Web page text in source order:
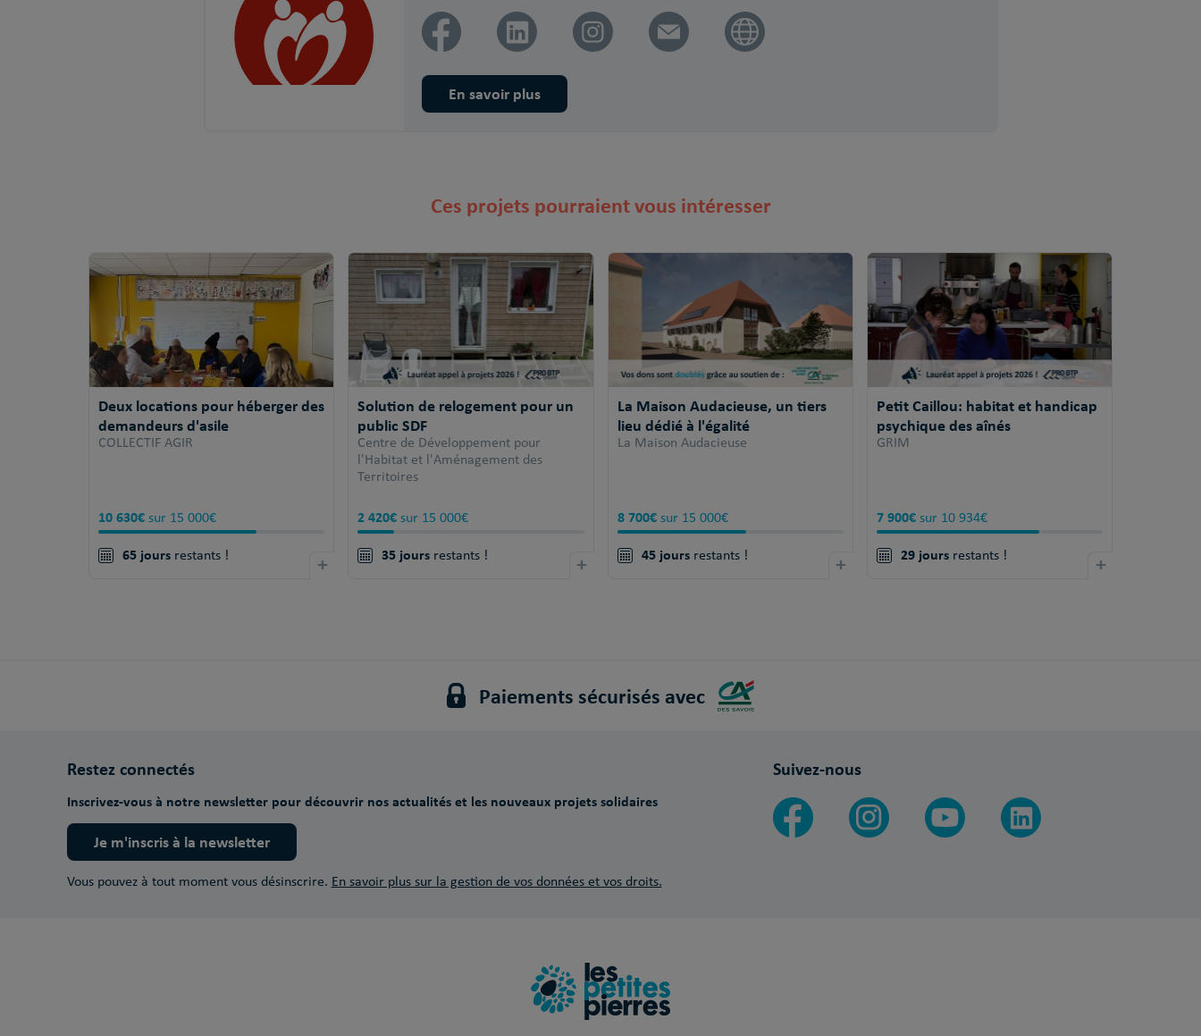
En savoir plus
Ces projets pourraient vous intéresser
Deux locations pour héberger des
demandeurs d'asile
COLLECTIF AGIR
10 630€ sur 15 000€
65 jours restants ! +
Solution de relogement pour un
public SDF
Centre de Développement pour
l'Habitat et l'Aménagement des
Territoires
2 420€ sur 15 000€
35 jours restants ! +
La Maison Audacieuse, un tiers
lieu dédié à l'égalité
La Maison Audacieuse
8 700€sur 15 000€
45 joursrestants ! +
Petit Caillou: habitat et handicap
psychique des aînés
GRIM
7 900€sur 10 934€
29 joursrestants ! +
Paiements sécurisés avec
Restez connectés
Inscrivez-vous à notre newsletter pour découvrir nos actualités et les nouveaux projets solidaires
Je m'inscris à la newsletter
Vous pouvez à tout moment vous désinscrire. En savoir plus sur la gestion de vos données et vos droits.
Suivez-nous